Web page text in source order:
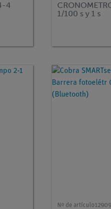
4
1/100 s y 1 s
Nº de artículo